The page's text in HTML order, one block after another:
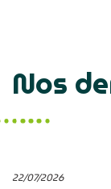
Nos
22/07/2026